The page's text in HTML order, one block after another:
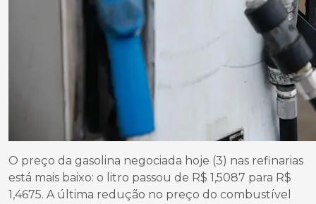
O preço da gasolina negociada hoje (3) nas refinarias
está mais baixo: o litro passou de R$ 1,5087 para R$
1,4675. A última redução no preço do combustível